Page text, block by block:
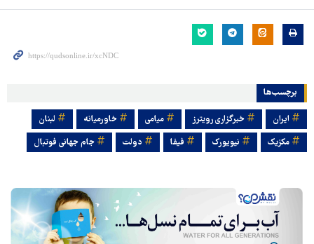
برچسب‌ها
ایران خبرگزاری رویترز میامی خاورمیانه
لبنان
مکزیک
نیویورک فیفا دولت جام جهانی فوتبال